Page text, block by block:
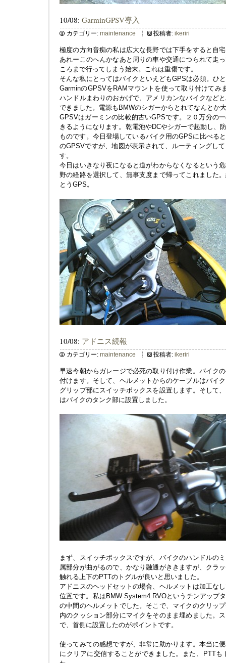
10/08: GarminGPSV導入
カテゴリー: maintenance 投稿者: ikeriri
極度の方向音痴の私は広大な長野では下手をすると自
あれーこのへんかなあと周りの車や交通につられて走
ころまで行ってしまう始末。これは重傷です。
そんな私にとってはバイクといえどもGPSは必須。ひ
GarminのGPSVをRAMマウントを使って取り付けてみ
ハンドルまわりのおかげで、アメリカンなバイクなど
できました。電源もBMWのシガーからとれてなんとか
GPSVはガーミンの比較的古いGPSです。２０万分の
きるようになります。乾電池やDCやシガーで起動し、
ものです。今日登場しているバイク用のGPSに比べる
のGPSVですが、地図が表示されて、ルーティングし
す。
今日はいきなり夜になると道がわからなくなるという
野の経路を選択して、無事支度まで帰ってこれました
とうGPS。
10/08: アドニス続報
カテゴリー: maintenance 投稿者: ikeriri
早速今朝からガレージで必死の取り付け作業。バイク
付けます。そして、ヘルメットからのケーブルはバイ
グリップ部にスイッチボックスを設置します。そして
はバイクのタンク部に設置しました。
まず、スイッチボックスですが、バイクのハンドルの
属部分が曲がるので、かなり融通がききますが、クラ
触れる上下のPTTのトグルが良いと思いました。
アドニスのヘッドセットの場合、ヘルメットは加工な
位置です。私はBMW System4 RVOというチンアップ
の中間のヘルメットでした。そこで、マイクのクリッ
内のクッション部分にマイクをそのまま埋めました。
で、首側に設置したのがポイントです。
使ってみての感想ですが、非常に助かります。本当に
にクリアに交信することができました。また、PTT